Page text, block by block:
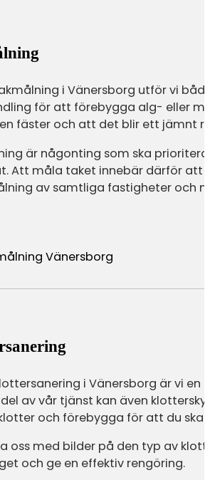
i Vänersborg utför vi
för att förebygga alg- eller
fäster och att det blir ett jämnt
är någonting som ska
Att måla taket innebär därför att
av samtliga fastigheter och
i Vänersborg är vi
del av vår tjänst kan även
och förebygga för att du
oss med bilder på den typ av
och ge en effektiv rengöring.